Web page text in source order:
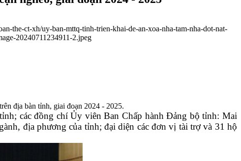
the-ct-xh/uy-ban-mttq-tinh-trien-khai-de-an-xoa-nha-tam-nha-dot-nat-
20240711234911-2.jpeg
địa bàn tỉnh, giai đoạn 2024 - 2025.
các đồng chí Ủy viên Ban Chấp hành Đảng bộ tỉnh: Mai
địa phương của tỉnh; đại diện các đơn vị tài trợ và 31 hộ